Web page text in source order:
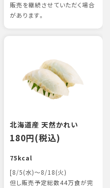
販売を継続させていただく場合
があります。
北海道産 天然かれい
180円(税込)
75kcal
[8/5(水)～8/18(火)
但し販売予定総数44万食が完